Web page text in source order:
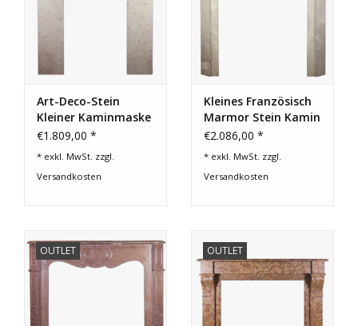
Art-Deco-Stein
Kleiner Kaminmaske
€1.809,00 *
* exkl. MwSt. zzgl.
Versandkosten
Kleines Französisch
Marmor Stein Kamin
Verkleidung
€2.086,00 *
* exkl. MwSt. zzgl.
Versandkosten
OUTLET OUTLET